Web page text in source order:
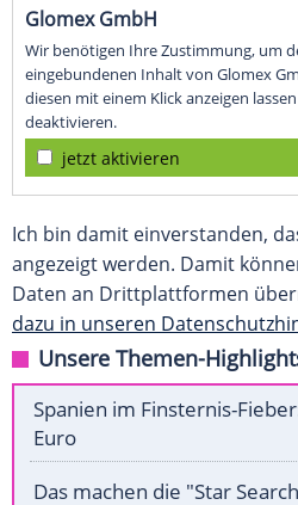
Glomex GmbH
Wir benötigen Ihre Zustimmung, um
eingebundenen Inhalt von Glomex
diesen mit einem Klick anzeigen
deaktivieren.
jetzt aktivieren
Ich bin damit einverstanden,
angezeigt werden. Damit
Daten an Drittplattformen
dazu in unseren
Unsere Themen-
Spanien im Finsternis-
Euro
Das machen die "Star